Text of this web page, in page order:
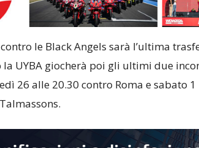
le Black Angels sarà l’ultima
UYBA giocherà poi gli ultimi due
26 alle 20.30 contro Roma e sabato